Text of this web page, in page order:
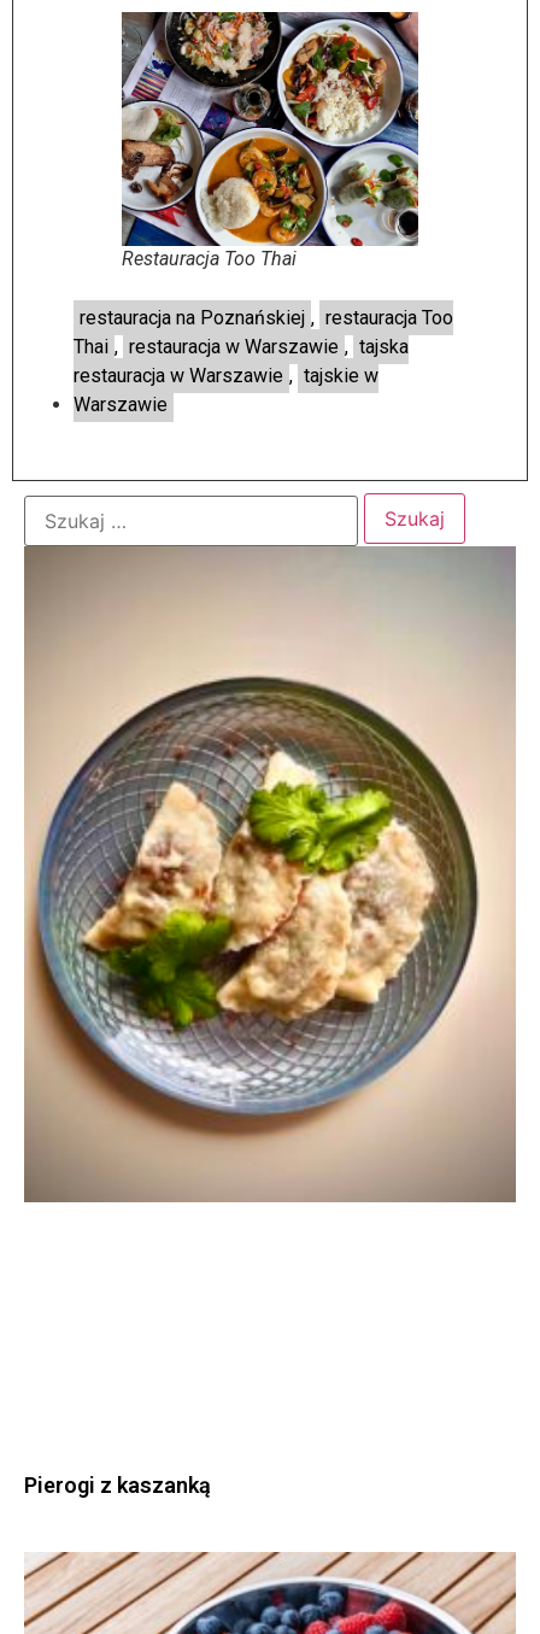
Restauracja Too Thai
restauracja na Poznańskiej , restauracja Too
Thai , restauracja w Warszawie , tajska
restauracja w Warszawie , tajskie w
Warszawie
Pierogi z kaszanką